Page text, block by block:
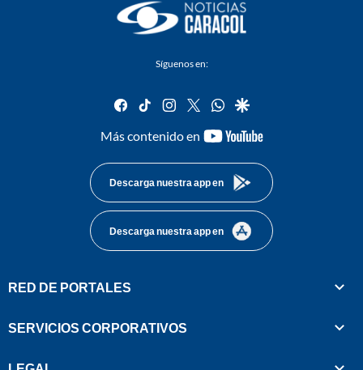
Síguenos en:
facebook
tiktok instagram
twitterwhatsapp
google
Más contenido en
youtube-
Descarga nuestra app en
Descarga nuestra app en
RED DE PORTALES
SERVICIOS CORPORATIVOS